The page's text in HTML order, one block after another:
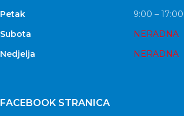
Petak
9:00 – 17:00
Subota
NERADNA
Nedjelja
NERADNA
FACEBOOK STRANICA